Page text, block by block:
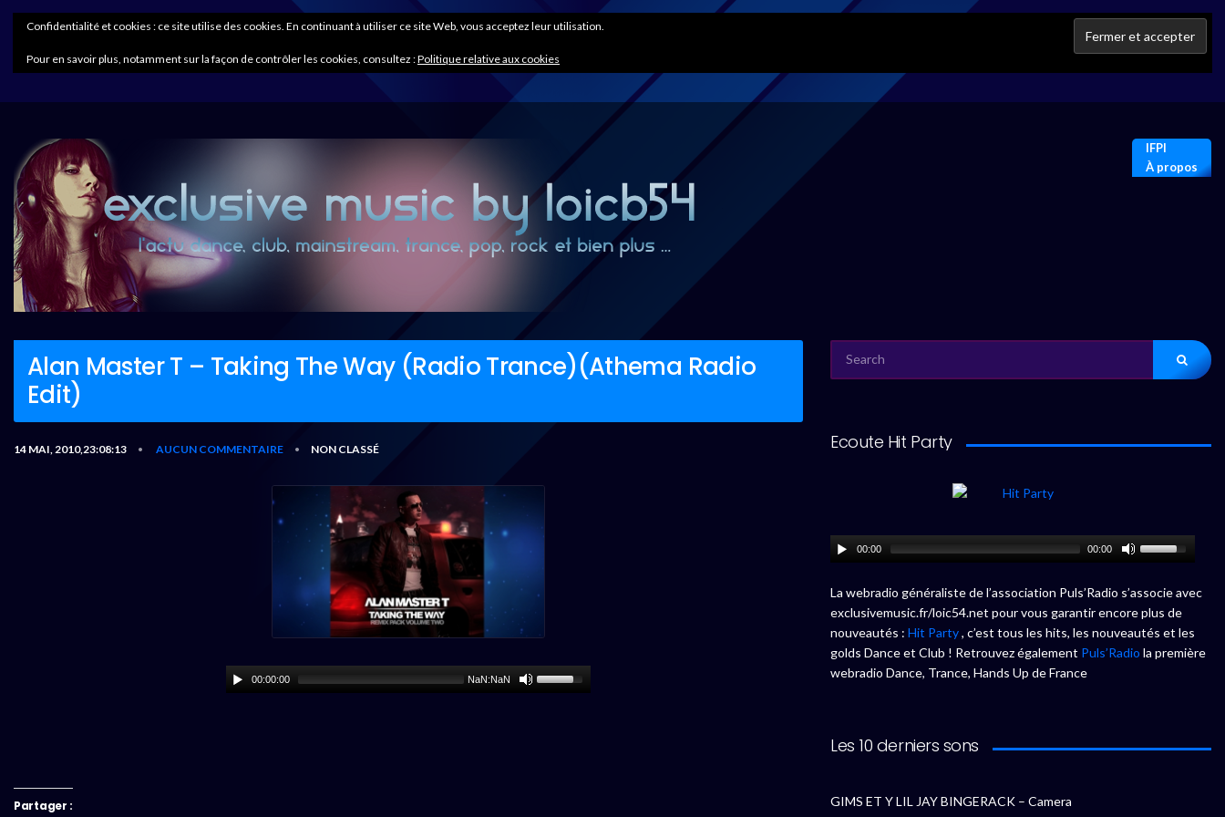
IFPI
À propos
Alan Master T – Taking The Way (Radio Trance)(Athema Radio
Edit)
14 MAI, 2010,23:08:13 • AUCUN COMMENTAIRE • NON CLASSÉ
00:00:00 NaN:NaN
Partager :
FOR:
Ecoute Hit Party
00:00 00:00
La webradio généraliste de l’association Puls’Radio s’associe avec
exclusivemusic.fr/loic54.net pour vous garantir encore plus de
nouveautés : Hit Party, c’est tous les hits, les nouveautés et les
golds Dance et Club ! Retrouvez également Puls’Radio la première
webradio Dance, Trance, Hands Up de France
Les 10 derniers sons
GIMS ET Y LIL JAY BINGERACK – Camera
Confidentialité et cookies : ce site utilise des cookies. En continuant à utiliser ce site Web, vous acceptez leur utilisation.
Pour en savoir plus, notamment sur la façon de contrôler les cookies, consultez :Politique relative aux cookies